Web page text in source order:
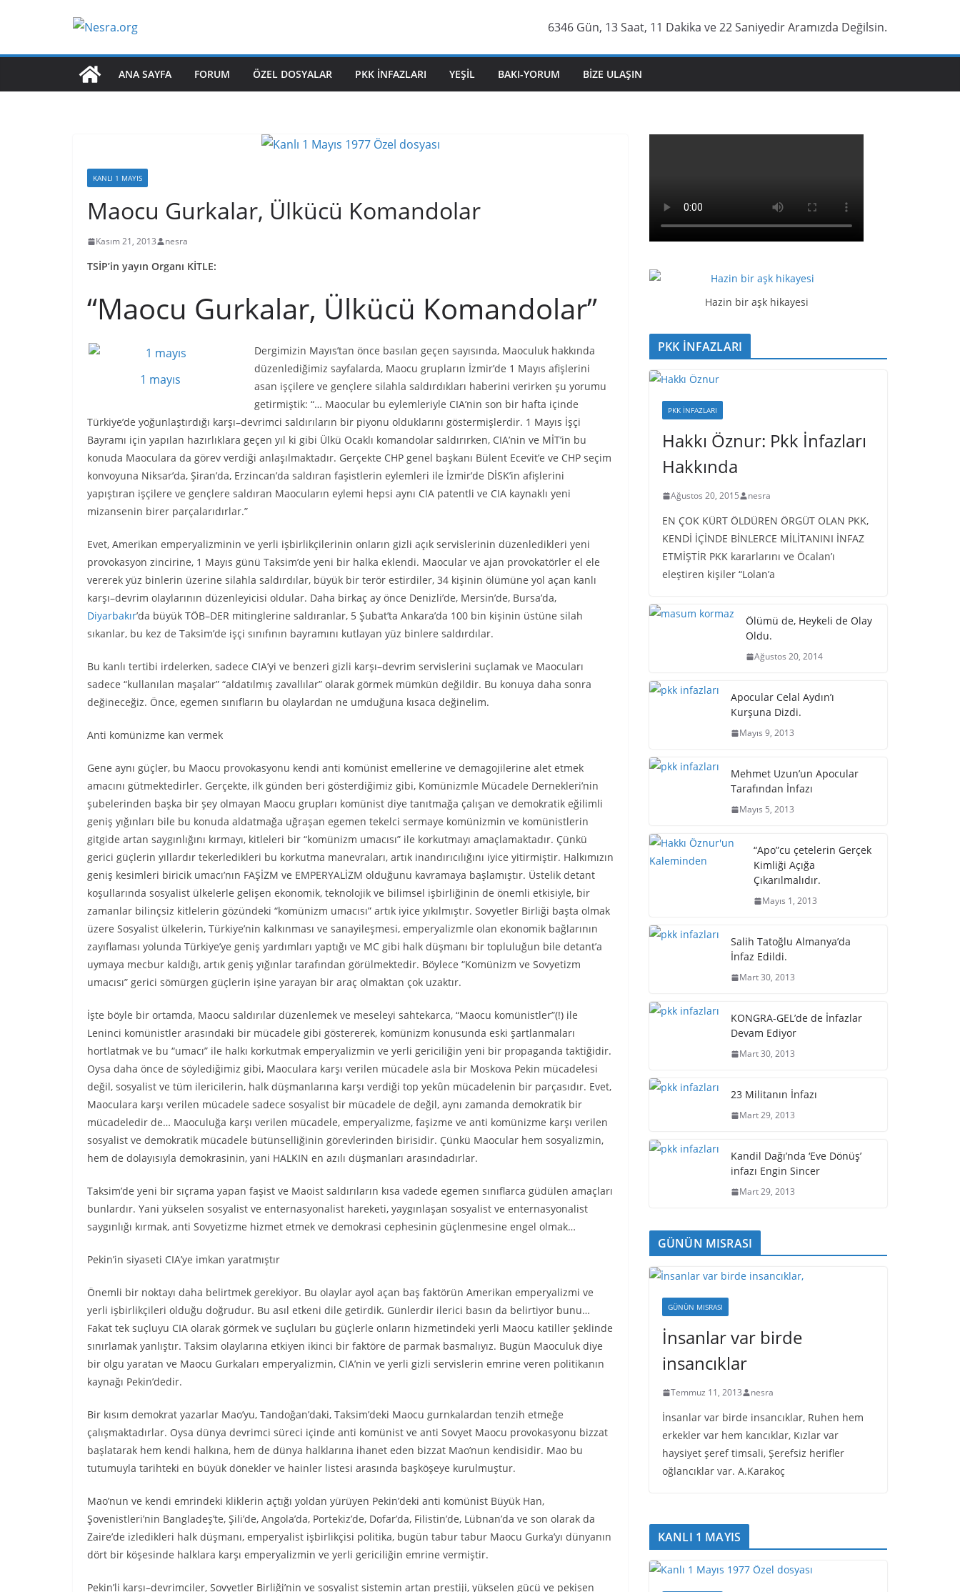
6346 Gün, 13 Saat, 11 Dakika ve 23 Saniyedir Aramızda Değilsin.
ANA SAYFA FORUM ÖZEL DOSYALAR PKK İNFAZLARI YEŞIL BAKI-YORUM BIZE ULAŞIN
KANLI 1 MAYIS
Maocu Gurkalar, Ülkücü Komandolar
Kasım 21, 2013 nesra
TSİP’in yayın Organı KİTLE:
“Maocu Gurkalar, Ülkücü Komandolar”
1 mayıs
Dergimizin Mayıs’tan önce basılan geçen sayısında, Maoculuk hakkında
düzenlediğimiz sayfalarda, Maocu grupların İzmir’de 1 Mayıs afişlerini
asan işçilere ve gençlere silahla saldırdıkları haberini verirken şu yorumu
getirmiştik: “… Maocular bu eylemleriyle CIA’nin son bir hafta içinde
Türkiye’de yoğunlaştırdığı karşı–devrimci saldırıların bir piyonu olduklarını göstermişlerdir. 1 Mayıs İşçi
Bayramı için yapılan hazırlıklara geçen yıl ki gibi Ülkü Ocaklı komandolar saldırırken, CIA’nin ve MİT’in bu
konuda Maoculara da görev verdiği anlaşılmaktadır. Gerçekte CHP genel başkanı Bülent Ecevit’e ve CHP seçim
konvoyuna Niksar’da, Şiran’da, Erzincan’da saldıran faşistlerin eylemleri ile İzmir’de DİSK’in afişlerini
yapıştıran işçilere ve gençlere saldıran Maocuların eylemi hepsi aynı CIA patentli ve CIA kaynaklı yeni
mizansenin birer parçalarıdırlar.”
Evet, Amerikan emperyalizminin ve yerli işbirlikçilerinin onların gizli açık servislerinin düzenledikleri yeni
provokasyon zincirine, 1 Mayıs günü Taksim’de yeni bir halka eklendi. Maocular ve ajan provokatörler el ele
vererek yüz binlerin üzerine silahla saldırdılar, büyük bir terör estirdiler, 34 kişinin ölümüne yol açan kanlı
karşı–devrim olaylarının düzenleyicisi oldular. Daha birkaç ay önce Denizli’de, Mersin’de, Bursa’da,
Diyarbakır’da büyük TÖB–DER mitinglerine saldıranlar, 5 Şubat’ta Ankara’da 100 bin kişinin üstüne silah
sıkanlar, bu kez de Taksim’de işçi sınıfının bayramını kutlayan yüz binlere saldırdılar.
Bu kanlı tertibi irdelerken, sadece CIA’yi ve benzeri gizli karşı–devrim servislerini suçlamak ve Maocuları
sadece “kullanılan maşalar” “aldatılmış zavallılar” olarak görmek mümkün değildir. Bu konuya daha sonra
değineceğiz. Önce, egemen sınıfların bu olaylardan ne umduğuna kısaca değinelim.
Anti komünizme kan vermek
Gene aynı güçler, bu Maocu provokasyonu kendi anti komünist emellerine ve demagojilerine alet etmek
amacını gütmektedirler. Gerçekte, ilk günden beri gösterdiğimiz gibi, Komünizmle Mücadele Dernekleri’nin
şubelerinden başka bir şey olmayan Maocu grupları komünist diye tanıtmağa çalışan ve demokratik eğilimli
geniş yığınları bile bu konuda aldatmağa uğraşan egemen tekelci sermaye komünizmin ve komünistlerin
gitgide artan saygınlığını kırmayı, kitleleri bir “komünizm umacısı” ile korkutmayı amaçlamaktadır. Çünkü
gerici güçlerin yıllardır tekerledikleri bu korkutma manevraları, artık inandırıcılığını iyice yitirmiştir. Halkımızın
geniş kesimleri biricik umacı’nın FAŞİZM ve EMPERYALİZM olduğunu kavramaya başlamıştır. Üstelik detant
koşullarında sosyalist ülkelerle gelişen ekonomik, teknolojik ve bilimsel işbirliğinin de önemli etkisiyle, bir
zamanlar bilinçsiz kitlelerin gözündeki “komünizm umacısı” artık iyice yıkılmıştır. Sovyetler Birliği başta olmak
üzere Sosyalist ülkelerin, Türkiye’nin kalkınması ve sanayileşmesi, emperyalizmle olan ekonomik bağlarının
zayıflaması yolunda Türkiye’ye geniş yardımları yaptığı ve MC gibi halk düşmanı bir topluluğun bile detant’a
uymaya mecbur kaldığı, artık geniş yığınlar tarafından görülmektedir. Böylece “Komünizm ve Sovyetizm
umacısı” gerici sömürgen güçlerin işine yarayan bir araç olmaktan çok uzaktır.
İşte böyle bir ortamda, Maocu saldırılar düzenlemek ve meseleyi sahtekarca, “Maocu komünistler”(!) ile
Leninci komünistler arasındaki bir mücadele gibi göstererek, komünizm konusunda eski şartlanmaları
hortlatmak ve bu “umacı” ile halkı korkutmak emperyalizmin ve yerli gericiliğin yeni bir propaganda taktiğidir.
Oysa daha önce de söylediğimiz gibi, Maoculara karşı verilen mücadele asla bir Moskova Pekin mücadelesi
değil, sosyalist ve tüm ilericilerin, halk düşmanlarına karşı verdiği top yekûn mücadelenin bir parçasıdır. Evet,
Maoculara karşı verilen mücadele sadece sosyalist bir mücadele de değil, aynı zamanda demokratik bir
mücadeledir de… Maoculuğa karşı verilen mücadele, emperyalizme, faşizme ve anti komünizme karşı verilen
sosyalist ve demokratik mücadele bütünselliğinin görevlerinden birisidir. Çünkü Maocular hem sosyalizmin,
hem de dolayısıyla demokrasinin, yani HALKIN en azılı düşmanları arasındadırlar.
Taksim’de yeni bir sıçrama yapan faşist ve Maoist saldırıların kısa vadede egemen sınıflarca güdülen amaçları
bunlardır. Yani yükselen sosyalist ve enternasyonalist hareketi, yaygınlaşan sosyalist ve enternasyonalist
saygınlığı kırmak, anti Sovyetizme hizmet etmek ve demokrasi cephesinin güçlenmesine engel olmak…
Pekin’in siyaseti CIA’ye imkan yaratmıştır
Önemli bir noktayı daha belirtmek gerekiyor. Bu olaylar ayol açan baş faktörün Amerikan emperyalizmi ve
yerli işbirlikçileri olduğu doğrudur. Bu asıl etkeni dile getirdik. Günlerdir ilerici basın da belirtiyor bunu…
Fakat tek suçluyu CIA olarak görmek ve suçluları bu güçlerle onların hizmetindeki yerli Maocu katiller şeklinde
sınırlamak yanlıştır. Taksim olaylarına etkiyen ikinci bir faktöre de parmak basmalıyız. Bugün Maoculuk diye
bir olgu yaratan ve Maocu Gurkaları emperyalizmin, CIA’nin ve yerli gizli servislerin emrine veren politikanın
kaynağı Pekin’dedir.
Bir kısım demokrat yazarlar Mao’yu, Tandoğan’daki, Taksim’deki Maocu gurnkalardan tenzih etmeğe
çalışmaktadırlar. Oysa dünya devrimci süreci içinde anti komünist ve anti Sovyet Maocu provokasyonu bizzat
başlatarak hem kendi halkına, hem de dünya halklarına ihanet eden bizzat Mao’nun kendisidir. Mao bu
tutumuyla tarihteki en büyük dönekler ve hainler listesi arasında başköşeye kurulmuştur.
Mao’nun ve kendi emrindeki kliklerin açtığı yoldan yürüyen Pekin’deki anti komünist Büyük Han,
Şovenistleri’nin Bangladeş’te, Şili’de, Angola’da, Portekiz’de, Dofar’da, Filistin’de, Lübnan’da ve son olarak da
Zaire’de izledikleri halk düşmanı, emperyalist işbirlikçisi politika, bugün tabur tabur Maocu Gurka’yı dünyanın
dört bir köşesinde halklara karşı emperyalizmin ve yerli gericiliğin emrine vermiştir.
Pekin’li karşı–devrimciler, Sovyetler Birliği’nin ve sosyalist sistemin artan prestiji, yükselen gücü ve pekişen
Hazin bir aşk hikayesi
PKK İNFAZLARI
PKK İNFAZLARI
Hakkı Öznur: Pkk İnfazları
Hakkında
Ağustos 20, 2015 nesra
EN ÇOK KÜRT ÖLDÜREN ÖRGÜT OLAN PKK,
KENDİ İÇİNDE BİNLERCE MİLİTANINI İNFAZ
ETMİŞTİR PKK kararlarını ve Öcalan’ı
eleştiren kişiler “Lolan’a
Ölümü de, Heykeli de Olay
Oldu.
Ağustos 20, 2014
Apocular Celal Aydın’ı
Kurşuna Dizdi.
Mayıs 9, 2013
Mehmet Uzun’un Apocular
Tarafından İnfazı
Mayıs 5, 2013
“Apo”cu çetelerin Gerçek
Kimliği Açığa
Çıkarılmalıdır.
Mayıs 1, 2013
Salih Tatoğlu Almanya’da
İnfaz Edildi.
Mart 30, 2013
KONGRA-GEL’de de İnfazlar
Devam Ediyor
Mart 30, 2013
23 Militanın İnfazı
Mart 29, 2013
Kandil Dağı’nda ‘Eve Dönüş’
infazı Engin Sincer
Mart 29, 2013
GÜNÜN MISRASI
GÜNÜN MISRASI
İnsanlar var birde
insancıklar
Temmuz 11, 2013 nesra
İnsanlar var birde insancıklar, Ruhen hem
erkekler var hem kancıklar, Kızlar var
haysiyet şeref timsali, Şerefsiz herifler
oğlancıklar var. A.Karakoç
KANLI 1 MAYIS